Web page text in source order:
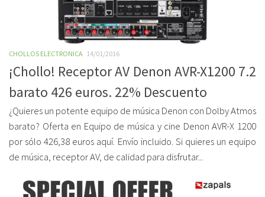
CHOLLOS ELECTRONICA 14/01/2016
¡Chollo! Receptor AV Denon AVR-X1200 7.2
barato 426 euros. 22% Descuento
¿Quieres un potente equipo de música Denon con Dolby Atmos
barato? Oferta en Equipo de música y cine Denon AVR-X 1200
por sólo 426,38 euros aquí. Envío incluido. Si quieres un equipo
de música, receptor AV, de calidad para disfrutar...